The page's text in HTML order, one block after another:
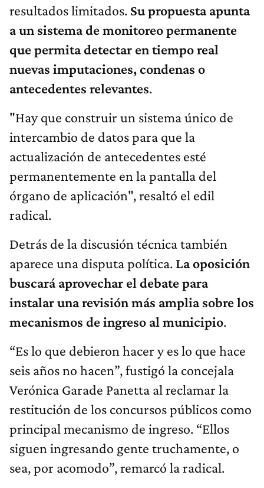
resultados limitados. Su propuesta apunta
a un sistema de monitoreo permanente
que permita detectar en tiempo real
nuevas imputaciones, condenas o
antecedentes relevantes.
"Hay que construir un sistema único de
intercambio de datos para que la
actualización de antecedentes esté
permanentemente en la pantalla del
órgano de aplicación", resaltó el edil
radical.
Detrás de la discusión técnica también
aparece una disputa política. La oposición
buscará aprovechar el debate para
instalar una revisión más amplia sobre los
mecanismos de ingreso al municipio.
“Es lo que debieron hacer y es lo que hace
seis años no hacen”, fustigó la concejala
Verónica Garade Panetta al reclamar la
restitución de los concursos públicos como
principal mecanismo de ingreso. “Ellos
siguen ingresando gente truchamente, o
sea, por acomodo”, remarcó la radical.